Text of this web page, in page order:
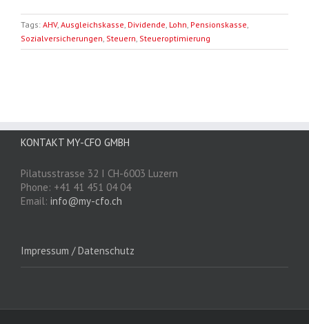
Tags: AHV, Ausgleichskasse Dividende Lohn Pensionskasse
Sozialversicherungen Steuern Steueroptimierung
KONTAKT MY-CFO GMBH
Pilatusstrasse 32 I CH-6003 Luzern
Phone: +41 41 451 04 04
Email: info@my-cfo.ch
Impressum / Datenschutz